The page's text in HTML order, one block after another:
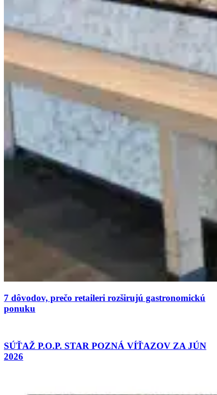
7 dôvodov, prečo retaileri rozširujú gastronomickú
ponuku
SÚŤAŽ P.O.P. STAR POZNÁ VÍŤAZOV ZA JÚN
2026